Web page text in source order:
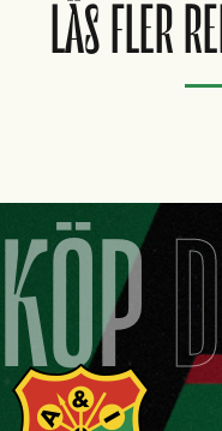
LÄS FLER
KÖP